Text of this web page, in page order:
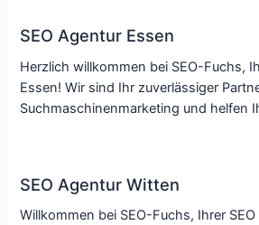
SEO Agentur Essen
Herzlich willkommen bei SEO-Fuchs,
Essen! Wir sind Ihr zuverlässiger
Suchmaschinenmarketing und helfen
SEO Agentur Witten
Willkommen bei SEO-Fuchs, Ihrer